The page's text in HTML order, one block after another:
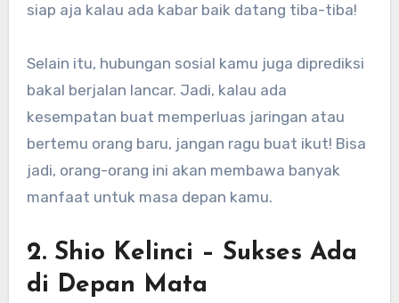
siap aja kalau ada kabar baik datang tiba-tiba!
Selain itu, hubungan sosial kamu juga diprediksi
bakal berjalan lancar. Jadi, kalau ada
kesempatan buat memperluas jaringan atau
bertemu orang baru, jangan ragu buat ikut! Bisa
jadi, orang-orang ini akan membawa banyak
manfaat untuk masa depan kamu.
2. Shio Kelinci – Sukses Ada
di Depan Mata